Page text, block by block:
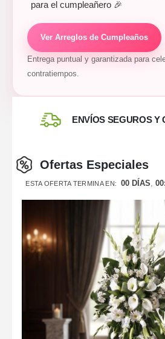
para el cumpleañero 🎉
Ver Arreglos de Cumpleaños
Entrega puntual y garantizada para
contratiempos.
ENVÍOS SEGUROS Y
Ofertas Especiales
ESTA OFERTA TERMINA EN: 00 DÍAS 00: